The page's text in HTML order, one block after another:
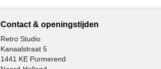
Contact & openingstijden
Retro Studio
Kanaalstraat 5
1441 KE Purmerend